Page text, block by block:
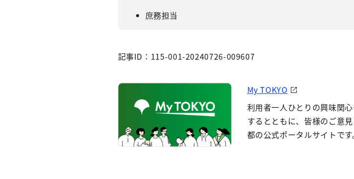
庶務担当
記事ID：115-001-20240726-009607
My TOKYO
利用者一人ひとりの興味関
するとともに、皆様のご意
都の公式ポータルサイトです